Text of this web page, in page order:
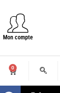
Mon compte
0